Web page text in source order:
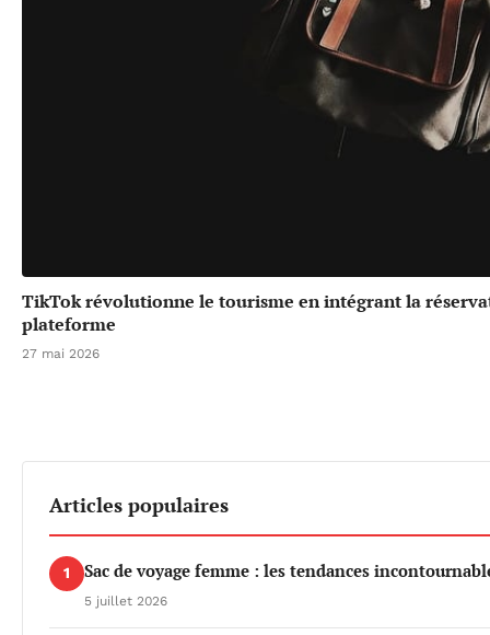
TikTok révolutionne le tourisme en intégrant la
plateforme
27 mai 2026
Articles populaires
1 Sac de voyage femme : les tendances
5 juillet 2026